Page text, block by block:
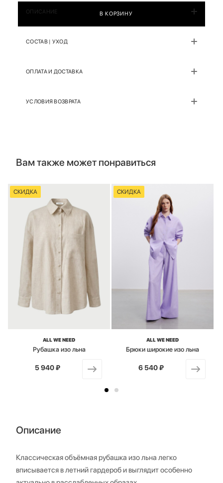
В КОРЗИНУ
ОПИСАНИЕ
СОСТАВ | УХОД
ОПЛАТА И ДОСТАВКА
УСЛОВИЯ ВОЗВРАТА
Вам также может понравиться
СКИДКА
ALL WE NEED
Рубашка изо льна
от
5 940 ₽
СКИДКА
ALL WE NEED
Брюки широкие изо льна
от
6 540 ₽
Описание
Классическая объёмная рубашка изо льна легко
вписывается в летний гардероб и выглядит особенно